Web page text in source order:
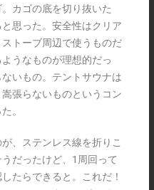
カゴの底を切り抜いた
思った。安全性はクリア
トーブ周辺で使うものだ
うなものが理想的だっ
いもの。テントサウナは
張らないものというコン
。
、ステンレス線を折りこ
だったけど、1周回って
たらできると。これだ！